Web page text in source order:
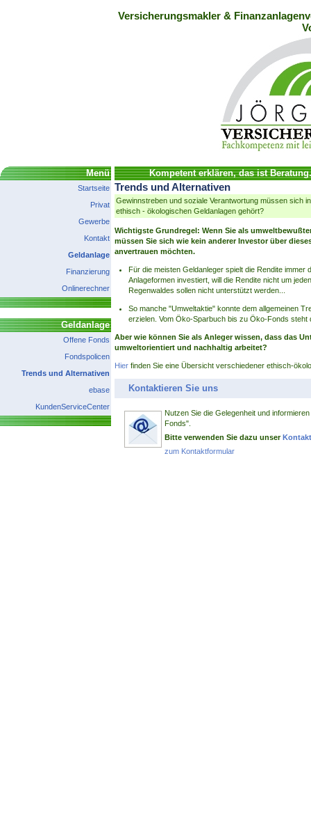
Versicherungsmakler &
Menü
Startseite
Privat
Gewerbe
Kontakt
Geldanlage
Finanzierung
Onlinerechner
Geldanlage
Offene Fonds
Fondspolicen
Trends und Alternativen
ebase
KundenServiceCenter
Kompetent erklären, das ist
Trends und Alternativen
Gewinnstreben und soziale Verantwortung müssen sich
ethisch - ökologischen Geldanlagen gehört?
Wichtigste Grundregel: Wenn Sie als
müssen Sie sich wie kein anderer Investor über
anvertrauen möchten.
Für die meisten Geldanleger spielt die Rendite
Anlageformen investiert, will die Rendite nicht um
Regenwaldes sollen nicht unterstützt werden...
So manche "Umweltaktie" konnte dem allgemeinen
erzielen. Vom Öko-Sparbuch bis zu Öko-Fonds steht
Aber wie können Sie als Anleger wissen, dass das
umweltorientiert und nachhaltig arbeitet?
Hier finden Sie eine Übersicht verschiedener ethisch-
Kontaktieren Sie uns
Nutzen Sie die Gelegenheit und
Fonds".
Bitte verwenden Sie dazu unser
zum Kontaktformular